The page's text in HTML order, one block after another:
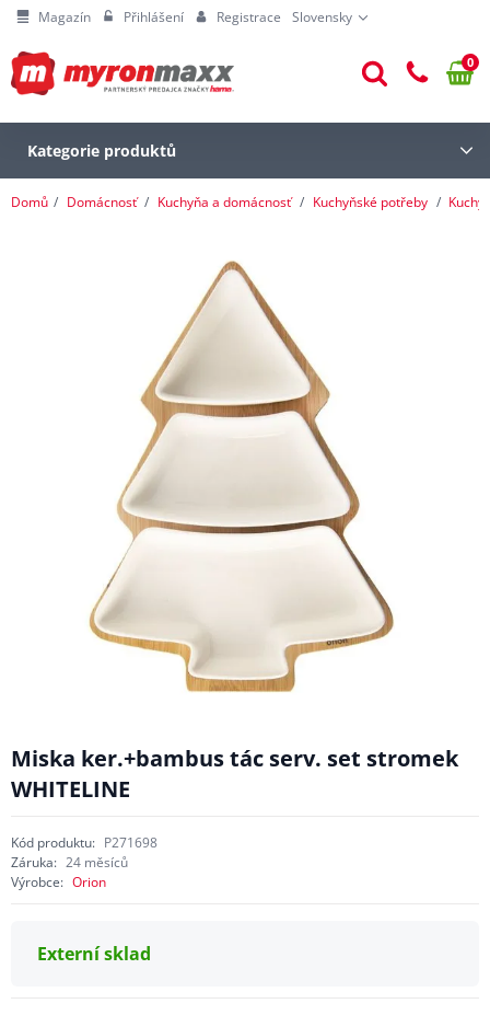
Magazín Přihlášení Registrace Slovensky
0
Kategorie produktů
Domů Domácnosť Kuchyňa a domácnosť Kuchyňské potřeby
Miska ker.+bambus tác serv. set stromek
WHITELINE
Kód produktu: P271698
Záruka: 24 měsíců
Výrobce: Orion
Externí sklad